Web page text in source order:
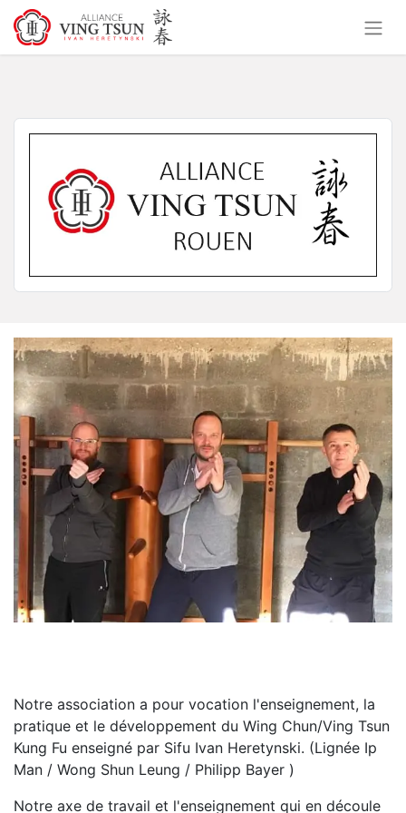
Notre association a pour vocation l'enseignement, la
pratique et le développement du Wing Chun/Ving Tsun
Kung Fu enseigné par Sifu Ivan Heretynski. (Lignée Ip
Man / Wong Shun Leung / Philipp Bayer )
Notre axe de travail et l'enseignement qui en découle